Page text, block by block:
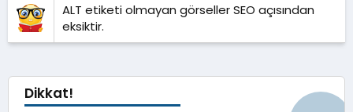
ALT etiketi olmayan görseller SEO açısından
eksiktir.
Dikkat!